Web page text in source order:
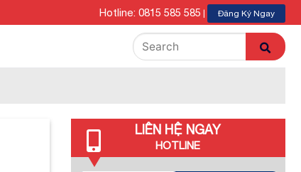
Hotline: 0815 585 585 Đăng Ký Ngay
LIÊN HỆ NGAY
HOTLINE